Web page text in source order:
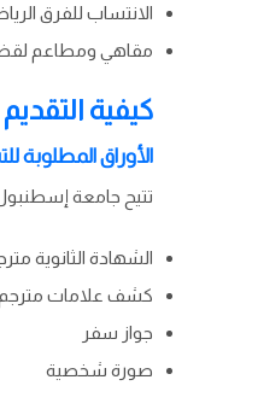
الانتساب للفرق
مقاهي ومطاعم
كيفية
الأوراق المطلوبة
تتيح جامعة
الشهادة الثانوية
كشف علامات مترجم
جواز سفر
صورة شخصية